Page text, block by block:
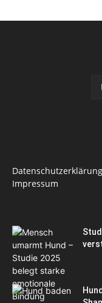
Datenschutzerklärung
Impressum